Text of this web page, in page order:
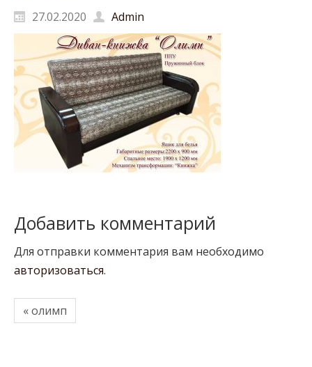
27.02.2020 Admin
Добавить комментарий
Для отправки комментария вам необходимо
авторизоваться.
« олимп